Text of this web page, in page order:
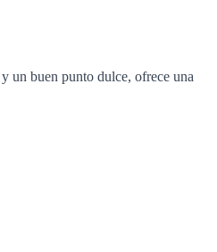
un buen punto dulce, ofrece una